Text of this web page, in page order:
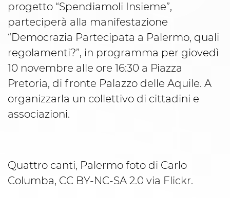
progetto “Spendiamoli Insieme”,
parteciperà alla manifestazione
“Democrazia Partecipata a Palermo, quali
regolamenti?”, in programma per giovedì
10 novembre alle ore 16:30 a Piazza
Pretoria, di fronte Palazzo delle Aquile. A
organizzarla un collettivo di cittadini e
associazioni.
Quattro canti, Palermo foto di Carlo
Columba, CC BY-NC-SA 2.0 via Flickr.